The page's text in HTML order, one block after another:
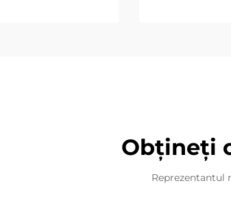
Obțineți
Reprezentantul